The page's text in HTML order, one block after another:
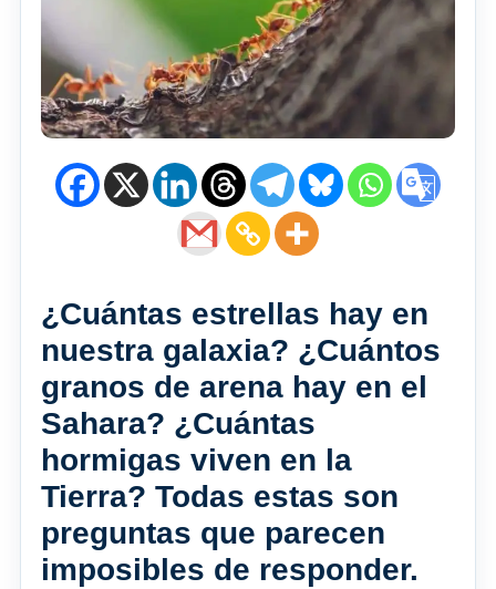
¿Cuántas estrellas hay en
nuestra galaxia? ¿Cuántos
granos de arena hay en el
Sahara? ¿Cuántas
hormigas viven en la
Tierra? Todas estas son
preguntas que parecen
imposibles de responder.